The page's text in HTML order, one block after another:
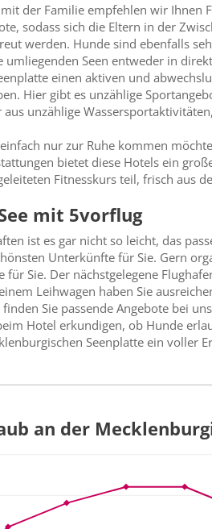
der Familie empfehlen wir Ihnen
sodass sich die Eltern in der
werden. Hunde sind ebenfalls
Seen entweder in
einen aktiven und
Hier gibt es unzählige
unzählige
nur zur Ruhe kommen
bietet diese Hotels ein
Fitnesskurs teil, frisch aus
mit 5vorflug
ist es gar nicht so leicht, das
Unterkünfte für Sie. Gern
Sie. Der nächstgelegene
Leihwagen haben Sie
Sie passende Angebote bei
Hotel erkundigen, ob Hunde
Seenplatte ein voller
an der